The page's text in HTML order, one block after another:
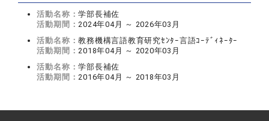
活動名称：学部長補佐
活動期間：2024年04月 ～ 2026年03月
活動名称：教務機構言語教育研究ｾﾝﾀｰ言語ｺｰﾃﾞｨﾈｰﾀｰ
活動期間：2018年04月 ～ 2020年03月
活動名称：学部長補佐
活動期間：2016年04月 ～ 2018年03月